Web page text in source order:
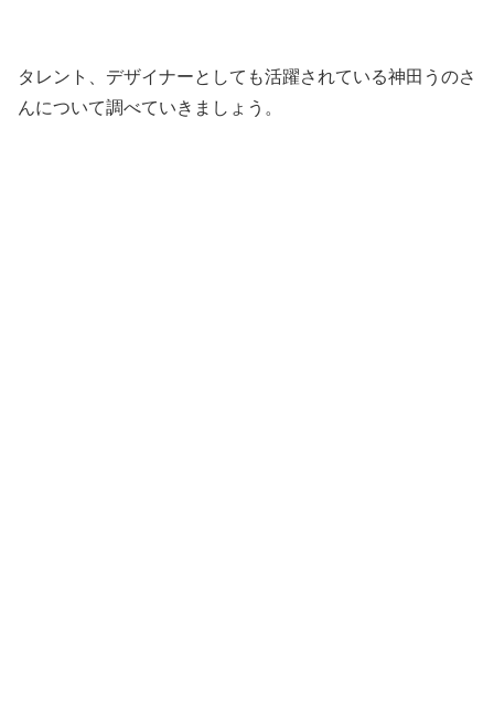
タレント、デザイナーとしても活躍されている神田うのさ
んについて調べていきましょう。